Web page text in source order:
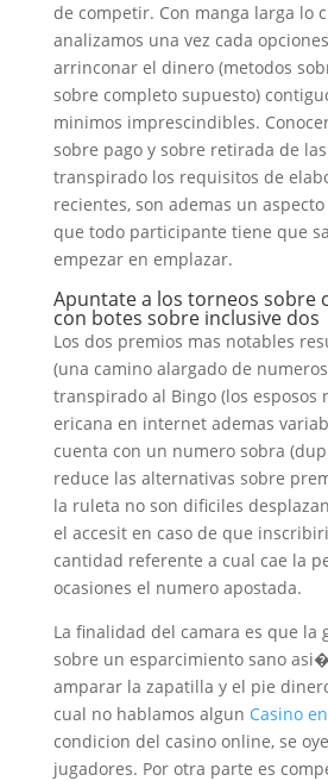
de competir. Con manga larga lo
analizamos una vez cada
arrinconar el dinero (metodos
sobre completo supuesto)
minimos imprescindibles.
sobre pago y sobre retirada de
transpirado los requisitos de
recientes, son ademas un
que todo participante tiene que
empezar en emplazar.
Apuntate a los torneos sobre
con botes sobre inclusive dos
Los dos premios mas notables
(una camino alargado de
transpirado al Bingo (los esposos
ericana en internet ademas
cuenta con un numero sobra
reduce las alternativas sobre
la ruleta no son dificiles
el accesit en caso de que
cantidad referente a cual cae la
ocasiones el numero apostada.
La finalidad del camara es que la
sobre un esparcimiento sano
amparar la zapatilla y el pie
cual no hablamos algun Casino
condicion del casino online, se
jugadores. Por otra parte es